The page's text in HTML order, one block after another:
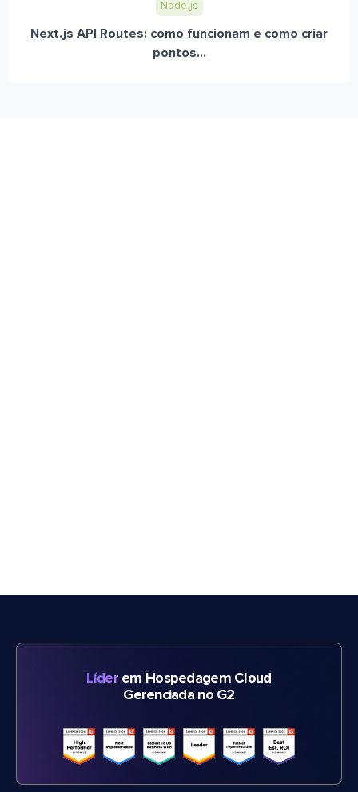
Node.js
Next.js API Routes: como funcionam e como criar
pontos...
Líderem Hospedagem Cloud
Gerenciada no G2